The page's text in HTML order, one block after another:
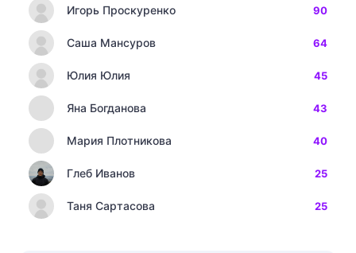
Игорь Проскуренко 90
Саша Мансуров 64
Юлия Юлия 45
Яна Богданова 43
Мария Плотникова 40
Глеб Иванов 25
Таня Сартасова 25